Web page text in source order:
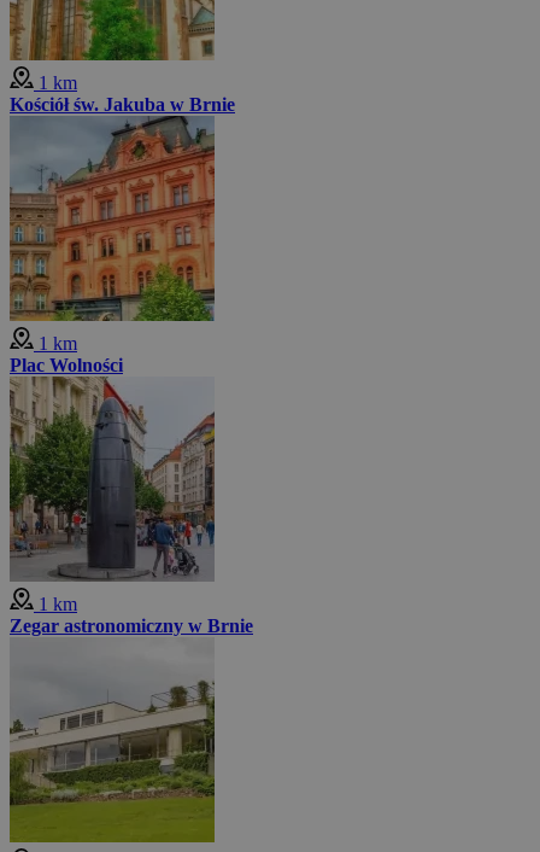
1 km
Kościół św. Jakuba w Brnie
1 km
Plac Wolności
1 km
Zegar astronomiczny w Brnie